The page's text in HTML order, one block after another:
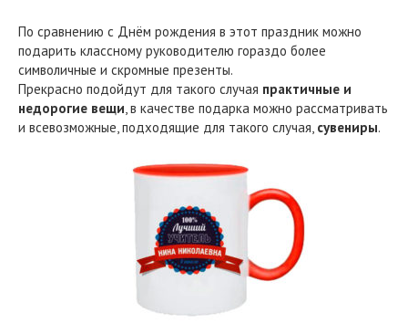
По сравнению с Днём рождения в этот праздник можно
подарить классному руководителю гораздо более
символичные и скромные презенты.
Прекрасно подойдут для такого случая практичные и
недорогие вещи, в качестве подарка можно рассматривать
и всевозможные, подходящие для такого случая, сувениры.